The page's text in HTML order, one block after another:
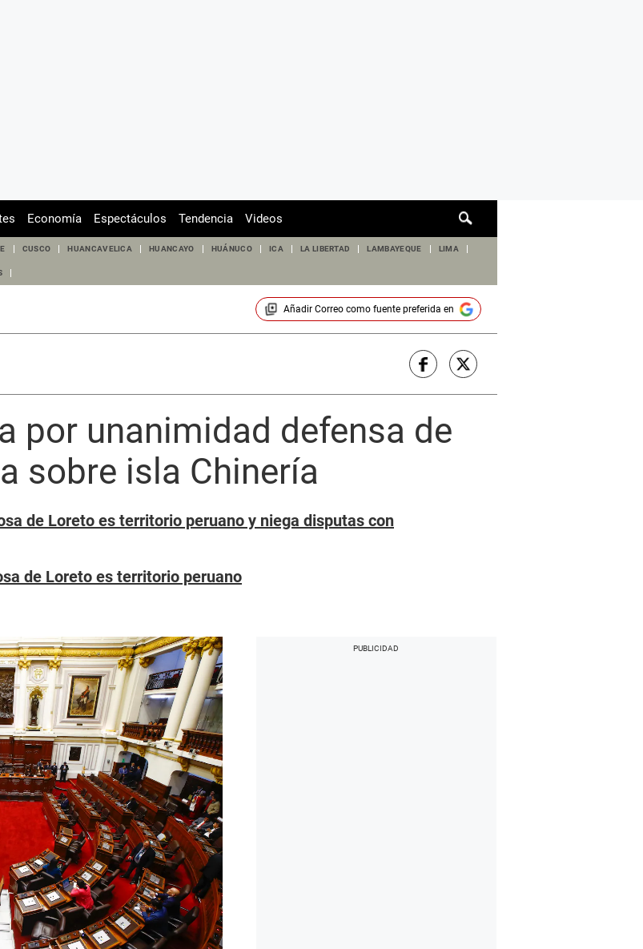
de
Economía Espectáculos Tendencia Videos
CUSCO HUANCAVELICA HUANCAYO HUÁNUCO ICA LA LIBERTAD LAMBAYEQUE LIMA
Añadir Correocomo fuente preferida en
por unanimidad defensa de
sobre isla Chinería
de Loreto es territorio peruano y niega disputas con
de Loreto es territorio peruano